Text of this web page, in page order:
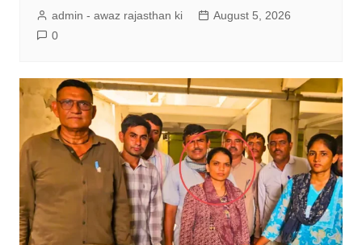
admin - awaz rajasthan ki
August 5, 2026
0